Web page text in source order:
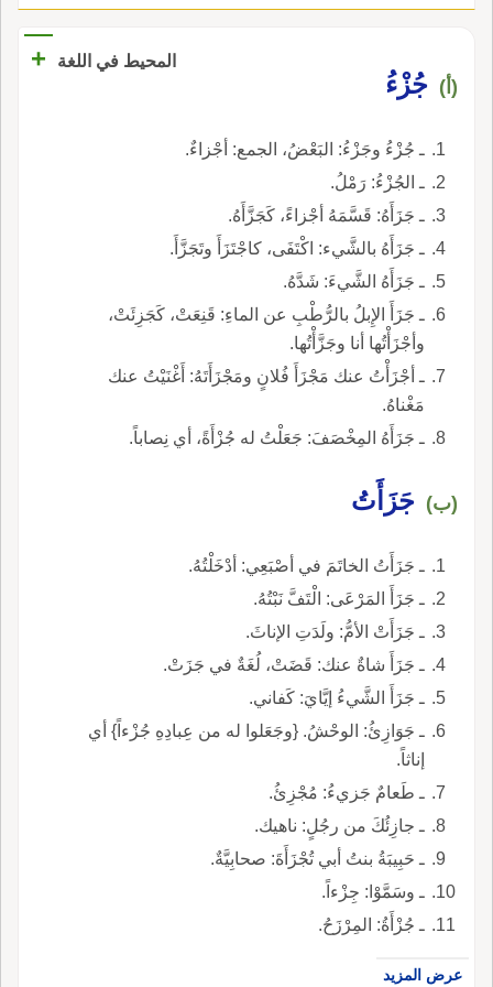
المحيط في اللغة +
(أ) جُزْءُ
ـ جُزْءُ وجَزْءُ: البَعْضُ، الجمع: أجْزاءٌ.
ـ الجُزْءُ: رَمْلُ.
ـ جَزَأَهُ: قَسَّمَهُ أجْزاءً، كَجَزَّأَهُ.
ـ جَزَأَهُ بالشَّيء: اكْتَفَى، كاجْتَزَأَ وتَجَزَّأَ.
ـ جَزَأَهُ الشَّيءَ: شَدَّهُ.
ـ جَزَأَ الإِبلُ بالرُّطْبِ عن الماءِ: قَنِعَتْ، كَجَزِئَتْ،
وأجْزَأْتُها أنا وجَزَّأْتُها.
ـ أجْزَأْتُ عنك مَجْزَأَ فُلانٍ ومَجْزَأَتَهُ: أَغْنَيْتُ عنك
مَغْناهُ.
ـ جَزَأَهُ المِخْصَفَ: جَعَلْتُ له جُزْأَةً، أي نِصاباً.
(ب) جَزَأَتُ
ـ جَزَأَتُ الخاتَمَ في أصْبَعِي: أدْخَلْتُهُ.
ـ جَزَأَ المَرْعَى: الْتَفَّ نَبْتُهُ.
ـ جَزَأَتْ الأمُّ: ولَدَتِ الإناثَ.
ـ جَزَأَ شاةٌ عنك: قَضَتْ، لُغَةٌ في جَزَتْ.
ـ جَزَأَ الشَّيءُ إيَّايَ: كَفاني.
ـ جَوَازِئُ: الوحْشُ. {وجَعَلوا له من عِبادِهِ جُزْءاً} أي
إناثاً.
ـ طَعامٌ جَزيءُ: مُجْزِئُ.
ـ جازِئُكَ من رجُلٍ: ناهيك.
ـ حَبِيبَةُ بنتُ أبي تُجْزَأَةَ: صحابِيَّةٌ.
ـ وسَمَّوْا: جِزْءاً.
ـ جُزْأَةُ: المِرْزَحُ.
عرض المزيد